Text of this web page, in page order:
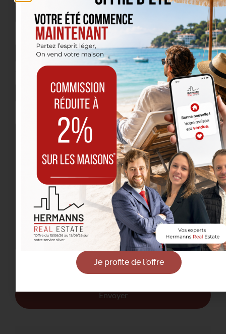
E-mail
Téléphone
J’ai lu et j’accepte lapolitique de
confidentialité.
Je profite de l'offre